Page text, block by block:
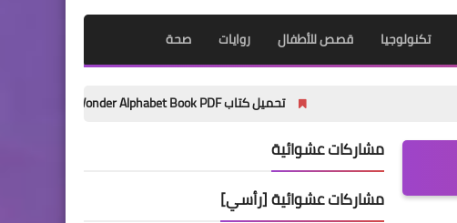
تكنولوجيا قصص للأطفال روايات صحة
تحميل كتاب My Wonder Alphabet Book PDF مجانًا | أفضل كتاب لتأسيس الأطفال في الحروف الإنجليزية 2027
مشاركات عشوائية
مشاركات عشوائية [رأسي]